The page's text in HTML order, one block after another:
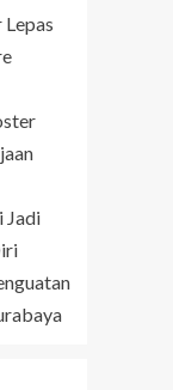
Jadi